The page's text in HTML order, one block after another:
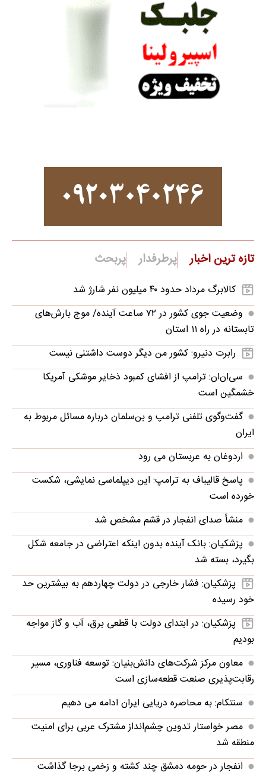
تازه ترین اخبار پرطرفدار پربحث
کالابرگ مرداد حدود ۴۰‌ میلیون نفر شارژ شد
وضعیت جوی کشور در ۷۲ ساعت آینده/ موج بارش‌های
تابستانه در راه ۱۱ استان
رابرت دنیرو: کشور من دیگر دوست داشتنی نیست
سی‌ان‌ان: ترامپ از افشای کمبود ذخایر موشکی آمریکا
خشمگین است
گفت‌وگوی تلفنی ترامپ و بن‌سلمان درباره مسائل مربوط به
ایران
اردوغان به عربستان می رود
پاسخ قالیباف به ترامپ: این دیپلماسی نمایشی، شکست
خورده است
منشأ صدای انفجار در قشم مشخص شد
پزشکیان: بانک آینده بدون اینکه اعتراضی در جامعه شکل
بگیرد، بسته شد
پزشکیان: فشار خارجی در دولت چهاردهم به بیشترین حد
خود رسیده
پزشکیان: در ابتدای دولت با قطعی برق، آب و گاز مواجه
بودیم
معاون مرکز شرکت‌های دانش‌بنیان: توسعه فناوری، مسیر
رقابت‌پذیری صنعت قطعه‌سازی است
سنتکام: به محاصره دریایی ایران ادامه می دهیم
مصر خواستار تدوین چشم‌انداز مشترک عربی برای امنیت
منطقه شد
انفجار در حومه دمشق چند کشته و زخمی برجا گذاشت